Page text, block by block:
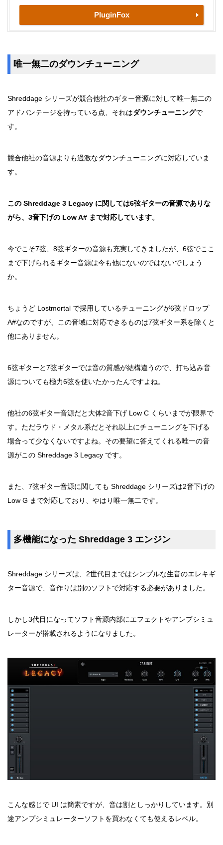
PluginFox
唯一無二のダウンチューニング
Shreddage シリーズが競合他社のギター音源に対して唯一無二の
アドバンテージを持っている点、それはダウンチューニングで
す。
競合他社の音源よりも過激なダウンチューニングに対応していま
す。
この Shreddage 3 Legacy に関しては6弦ギターの音源でありな
がら、3音下げの Low A# まで対応しています。
今でこそ7弦、8弦ギターの音源も充実してきましたが、6弦でここ
まで下げられるギター音源は今も他にないのではないでしょう
か。
ちょうど Lostmortal で採用しているチューニングが6弦ドロップ
A#なのですが、この音域に対応できるものは7弦ギター系を除くと
他にありません。
6弦ギターと7弦ギターでは音の質感が結構違うので、打ち込み音
源についても極力6弦を使いたかったんですよね。
他社の6弦ギター音源だと大体2音下げ Low C くらいまでが限界で
す。ただラウド・メタル系だとそれ以上にチューニングを下げる
場合って少なくないですよね。その要望に答えてくれる唯一の音
源がこの Shreddage 3 Legacy です。
また、7弦ギター音源に関しても Shreddage シリーズは2音下げの
Low G まで対応しており、やはり唯一無二です。
多機能になった Shreddage 3 エンジン
Shreddage シリーズは、2世代目まではシンプルな生音のエレキギ
ター音源で、音作りは別のソフトで対応する必要がありました。
しかし3代目になってソフト音源内部にエフェクトやアンプシミュ
レーターが搭載されるようになりました。
こんな感じで UI は簡素ですが、音は割としっかりしています。別
途アンプシミュレーターソフトを買わなくても使えるレベル。